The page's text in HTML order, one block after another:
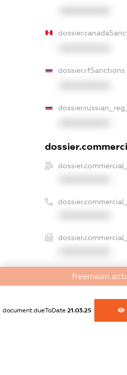
dossier.rfSanctions
XXXXXXXXXX
XXXXXXXXXX
document.dueToDate 21.03.25